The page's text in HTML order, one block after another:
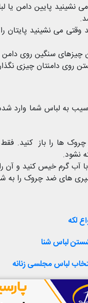
نشینید پایین دامن
وقتی می نشینید پایتان
چیزهای سنگین روی دامن
روی دامنتان چیزی
به لباس شما وارد
چروک ها را باز کنید.
نشود.
آب گرم خیس کنید و آن
های ضد چروک را به
لکه
لباس شنا
لباس مجلسی زنانه